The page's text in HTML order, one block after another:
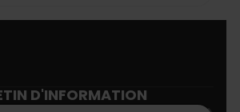
D'INFORMATION